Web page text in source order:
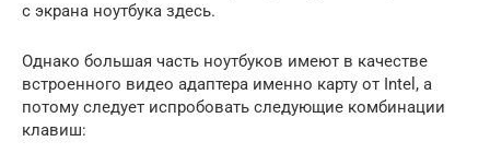
с экрана ноутбука здесь.
Однако большая часть ноутбуков имеют в качестве
встроенного видео адаптера именно карту от Intel, а
потому следует испробовать следующие комбинации
клавиш: